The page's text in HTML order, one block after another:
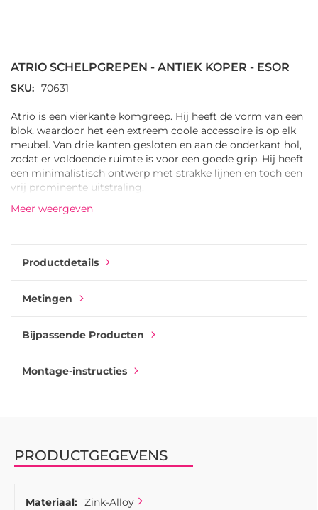
begin
van
afbeeldingen-
gallerij
ATRIO SCHELPGREPEN - ANTIEK KOPER - ESOR
SKU 70631
Atrio is een vierkante komgreep. Hij heeft de vorm van een
blok, waardoor het een extreem coole accessoire is op elk
meubel. Van drie kanten gesloten en aan de onderkant hol,
zodat er voldoende ruimte is voor een goede grip. Hij heeft
een minimalistisch ontwerp met strakke lijnen en toch een
vrij prominente uitstraling.
Atrio is niet al te groot, maar heeft toch de uitstraling van
invloed op elk meubel - een noodzakelijk detail voor een
komgrepen naast tal van andere moderne handgrepen en -
knoppen. Kies de Dial ladeknop met dezelfde afwerking als
Meer weergeven
Productdetails
Metingen
Bijpassende Producten
Montage-instructies
PRODUCTGEGEVENS
Materiaal: Zink-Alloy